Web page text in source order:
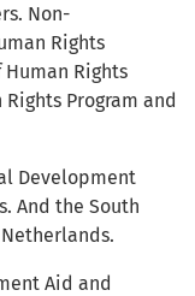
Non-
Rights
Rights
Program and
Development
And the South
Aid and